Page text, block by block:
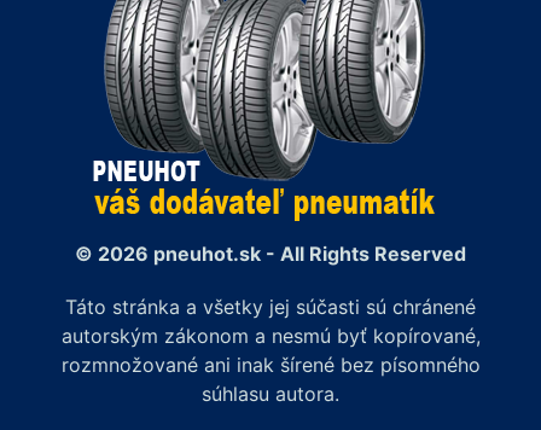
© 2026 pneuhot.sk - All Rights Reserved
Táto stránka a všetky jej súčasti sú chránené
autorským zákonom a nesmú byť kopírované,
rozmnožované ani inak šírené bez písomného
súhlasu autora.